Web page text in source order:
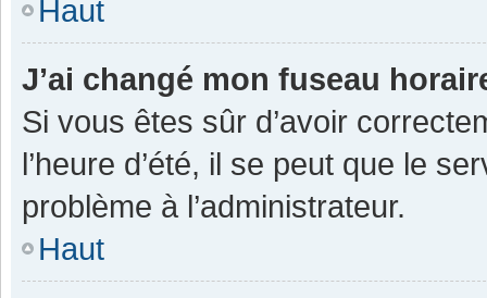
Haut
J’ai changé mon fuseau
Si vous êtes sûr d’avoir
l’heure d’été, il se peut que le
problème à l’administrateur.
Haut